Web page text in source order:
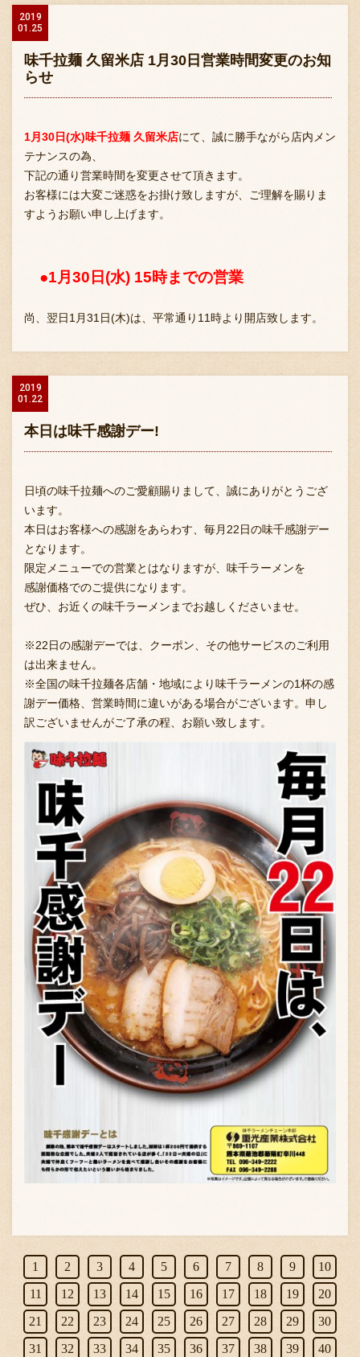
2019
01.25
味千拉麺 久留米店 1月30日営業時間変更のお知
らせ
1月30日(水)味千拉麺 久留米店にて、誠に勝手ながら店内メン
テナンスの為、
下記の通り営業時間を変更させて頂きます。
お客様には大変ご迷惑をお掛け致しますが、ご理解を賜りま
すようお願い申し上げます。
●1月30日(水) 15時までの営業
尚、翌日1月31日(木)は、平常通り11時より開店致します。
2019
01.22
本日は味千感謝デー!
日頃の味千拉麺へのご愛顧賜りまして、誠にありがとうござ
います。
本日はお客様への感謝をあらわす、毎月22日の味千感謝デー
となります。
限定メニューでの営業とはなりますが、味千ラーメンを
感謝価格でのご提供になります。
ぜひ、お近くの味千ラーメンまでお越しくださいませ。
※22日の感謝デーでは、クーポン、その他サービスのご利用
は出来ません。
※全国の味千拉麺各店舗・地域により味千ラーメンの1杯の感
謝デー価格、営業時間に違いがある場合がございます。申し
訳ございませんがご了承の程、お願い致します。
1 2 3 4 5 6 7 8 9
10
11
12 13 14 15 16 17 18 19
20
21
22 23 24 25 26 27 28 29
30
31
32 33 34 35 36 37 38 39
40